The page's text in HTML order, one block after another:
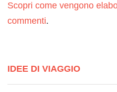
Scopri come vengono
commenti.
IDEE DI VIAGGIO